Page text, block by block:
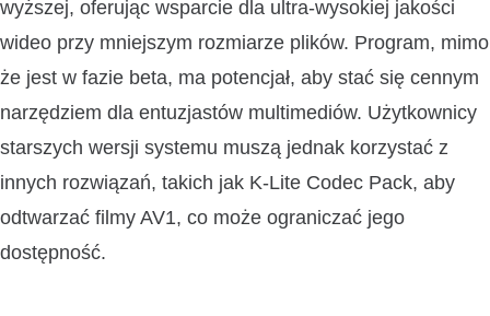
wyższej, oferując wsparcie dla ultra-wysokiej jakości
wideo przy mniejszym rozmiarze plików. Program, mimo
że jest w fazie beta, ma potencjał, aby stać się cennym
narzędziem dla entuzjastów multimediów. Użytkownicy
starszych wersji systemu muszą jednak korzystać z
innych rozwiązań, takich jak K-Lite Codec Pack, aby
odtwarzać filmy AV1, co może ograniczać jego
dostępność.